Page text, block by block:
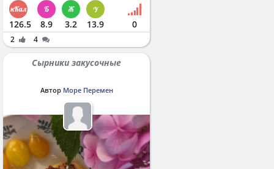
126.5 8.9 3.2 13.9 0
2 4
Сырники закусочные
Автор Море Перемен